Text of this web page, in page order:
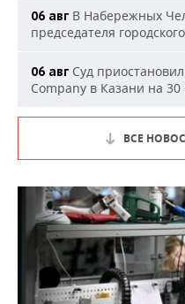
06 авг В Набережных
председателя
06 авг Суд
Company в Казани на 30
ВСЕ